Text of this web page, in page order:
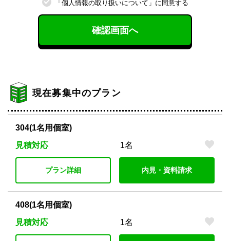
「個⼈情報の取り扱いについて」に同意する
確認画面へ
現在募集中のプラン
304(1名用個室)
見積対応
1名
プラン詳細 内見・資料請求
408(1名用個室)
見積対応
1名